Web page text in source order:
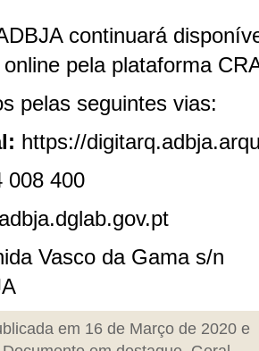
continuará
pela plataforma
pelas seguintes vias:
https://
008 400
Vasco da Gama s/n
em 16 de Março de 2020 e